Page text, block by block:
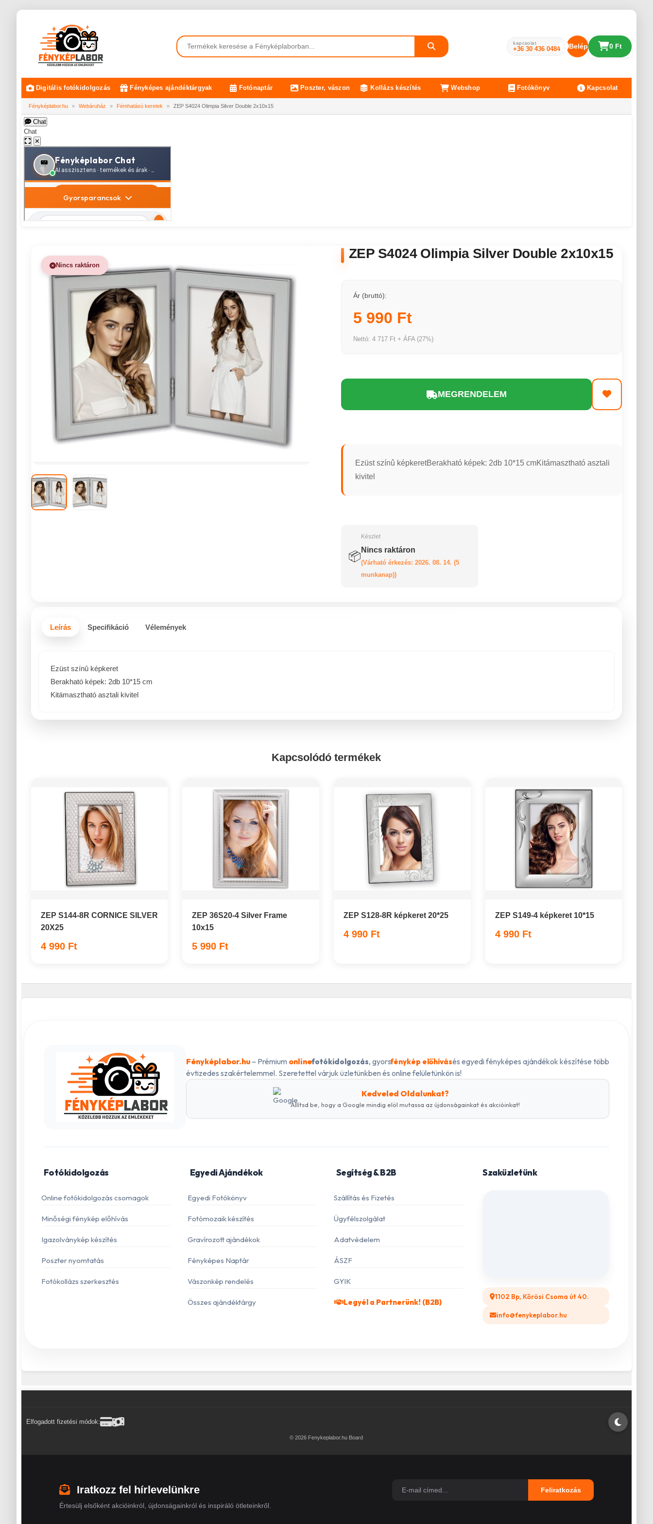
kapcsolat
+36 30 436 0484 Belépés 0 Ft
Digitális fotókidolgozás Fényképes ajándéktárgyak Fotónaptár Poszter, vászon Kollázs készítés Webshop Fotókönyv Kapcsolat
Fényképlabor.hu » Webáruház » Fémhatású keretek » ZEP S4024 Olimpia Silver Double 2x10x15
Chat
Chat
✕
Nincs raktáron
ZEP S4024 Olimpia Silver Double 2x10x15
Ár (bruttó):
5 990 Ft
Nettó: 4 717 Ft + ÁFA (27%)
MEGRENDELEM
Ezüst színû képkeretBerakható képek: 2db 10*15 cmKitámasztható asztali
kivitel
📦
Készlet
Nincs raktáron
(Várható érkezés: 2026. 08. 14. (5
munkanap))
Leírás Specifikáció Vélemények
Ezüst színû képkeret
Berakható képek: 2db 10*15 cm
Kitámasztható asztali kivitel
Kapcsolódó termékek
ZEP S144-8R CORNICE SILVER
20X25
4 990 Ft
ZEP 36S20-4 Silver Frame
10x15
5 990 Ft
ZEP S128-8R képkeret 20*25
4 990 Ft
ZEP S149-4 képkeret 10*15
4 990 Ft
Fényképlabor.hu– Prémium onlinefotókidolgozás, gyorsfénykép előhívásés egyedi fényképes ajándékok készítése több
évtizedes szakértelemmel. Szeretettel várjuk üzletünkben és online felületünkön is!
Kedveled Oldalunkat?
Állítsd be, hogy a Google mindig elöl mutassa az újdonságainkat és akcióinkat!
Fotókidolgozás
Online fotókidolgozás csomagok
Minőségi fénykép előhívás
Igazolványkép készítés
Poszter nyomtatás
Fotókollázs szerkesztés
Egyedi Ajándékok
Egyedi Fotókönyv
Fotómozaik készítés
Gravírozott ajándékok
Fényképes Naptár
Vászonkép rendelés
Összes ajándéktárgy
Segítség & B2B
Szállítás és Fizetés
Ügyfélszolgálat
Adatvédelem
ÁSZF
GYIK
Legyél a Partnerünk! (B2B)
Szaküzletünk
1102 Bp, Kőrösi Csoma út 40.
info@fenykeplabor.hu
Elfogadott fizetési módok:
© 2026 Fenykeplabor.hu Board
Iratkozz fel hírlevelünkre
Értesülj elsőként akcióinkról, újdonságainkról és inspiráló ötleteinkről.
Feliratkozás